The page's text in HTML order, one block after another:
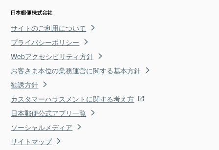
サイトのご利用について
プライバシーポリシー
Webアクセシビリティ方針
お客さま本位の業務運営に関する基本方針
勧誘方針
カスタマーハラスメントに関する考え方
日本郵便公式アプリ一覧
ソーシャルメディア
サイトマップ